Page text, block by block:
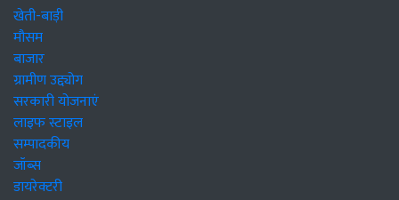
खेती-बाड़ी
मौसम
बाजार
ग्रामीण उद्द्योग
सरकारी योजनाएं
लाइफ स्टाइल
सम्पादकीय
जॉब्स
डायरेक्टरी